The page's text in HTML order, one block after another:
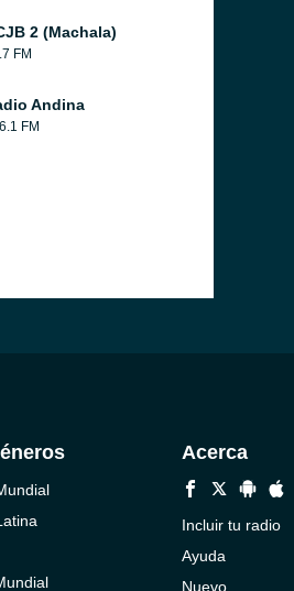
2 (Machala)
FM
Andina
FM
Acerca
Incluir tu radio
Ayuda
Nuevo